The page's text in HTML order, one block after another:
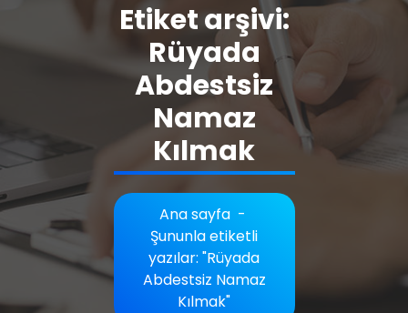
Etiket arşivi:
Rüyada
Abdestsiz
Namaz
Kılmak
Ana sayfa-
Şununla etiketli
yazılar: "Rüyada
Abdestsiz Namaz
Kılmak"